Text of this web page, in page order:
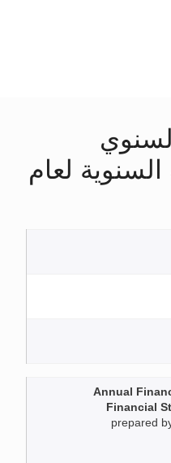
السنوية لعام
Annual
Financial
prepared